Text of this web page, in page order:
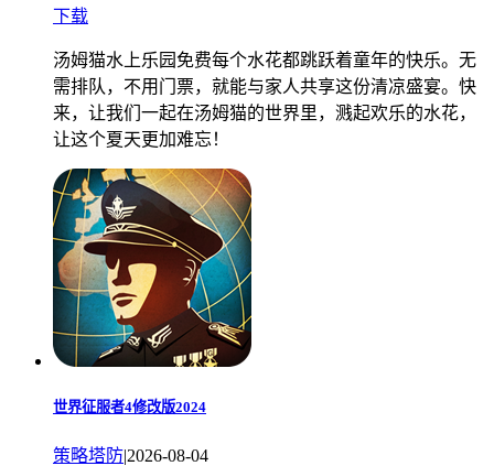
下载
汤姆猫水上乐园免费每个水花都跳跃着童年的快乐。无
需排队，不用门票，就能与家人共享这份清凉盛宴。快
来，让我们一起在汤姆猫的世界里，溅起欢乐的水花，
让这个夏天更加难忘！
世界征服者4修改版2024
策略塔防|2026-08-04